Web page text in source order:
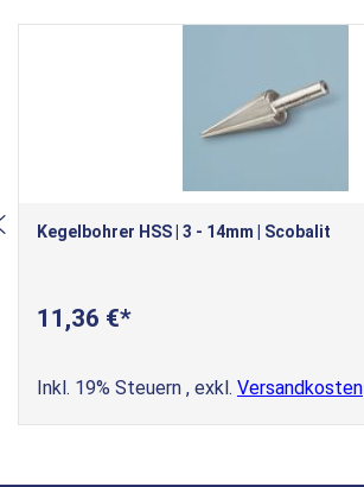
Kegelbohrer HSS | 3 - 14mm | Scobalit
11,36 €
Inkl. 19% Steuern , exkl. Versandkosten